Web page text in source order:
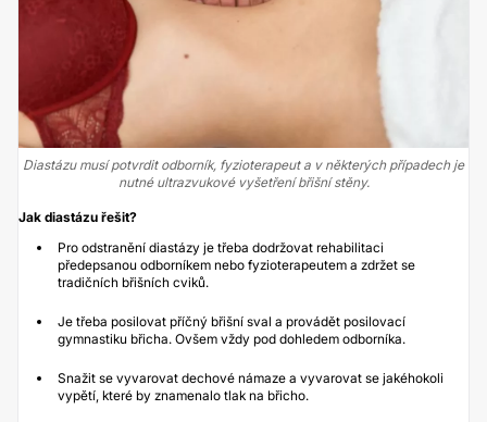
Diastázu musí potvrdit odborník, fyzioterapeut a v některých případech je
nutné ultrazvukové vyšetření břišní stěny.
Jak diastázu řešit?
Pro odstranění diastázy je třeba dodržovat rehabilitaci
předepsanou odborníkem nebo fyzioterapeutem a zdržet se
tradičních břišních cviků.
Je třeba posilovat příčný břišní sval a provádět posilovací
gymnastiku břicha. Ovšem vždy pod dohledem odborníka.
Snažit se vyvarovat dechové námaze a vyvarovat se jakéhokoli
vypětí, které by znamenalo tlak na břicho.